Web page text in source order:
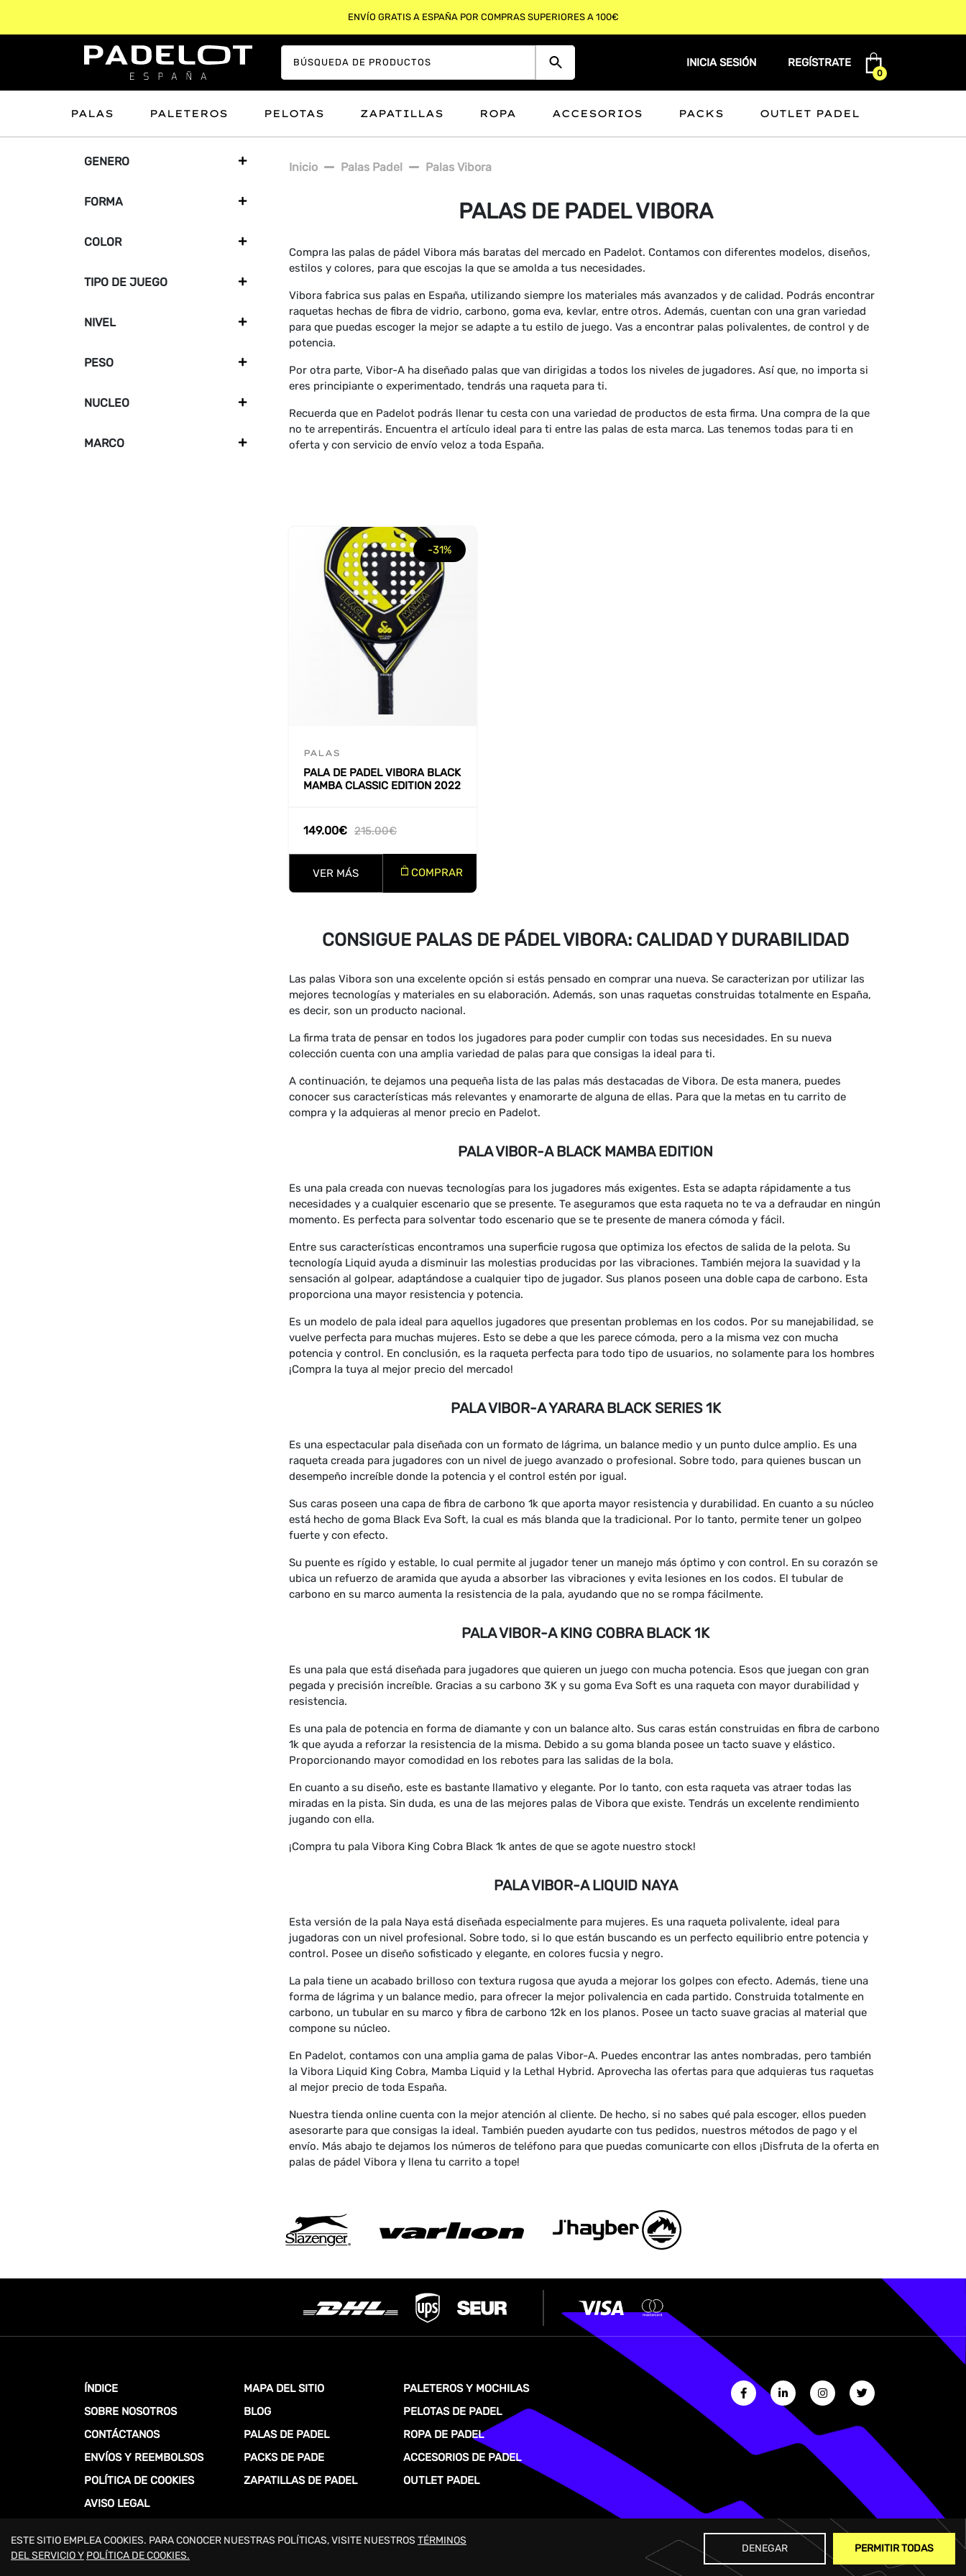
ESTE SITIO EMPLEA COOKIES. PARA CONOCER NUESTRAS POLÍTICAS, VISITE NUESTROS TÉRMINOS
DEL SERVICIO Y POLÍTICA DE COOKIES.
DENEGAR PERMITIR TODAS
INICIA SESIÓN REGÍSTRATE
0
PALAS PALETEROS PELOTAS ZAPATILLAS ROPA ACCESORIOS PACKS OUTLET PADEL
Inicio Palas Padel Palas Vibora
PALAS DE PADEL VIBORA
Compra las palas de pádel Vibora más baratas del mercado en Padelot. Contamos con diferentes modelos, diseños,
estilos y colores, para que escojas la que se amolda a tus necesidades.
Vibora fabrica sus palas en España, utilizando siempre los materiales más avanzados y de calidad. Podrás encontrar
raquetas hechas de fibra de vidrio, carbono, goma eva, kevlar, entre otros. Además, cuentan con una gran variedad
para que puedas escoger la mejor se adapte a tu estilo de juego. Vas a encontrar palas polivalentes, de control y de
potencia.
Por otra parte, Vibor-A ha diseñado palas que van dirigidas a todos los niveles de jugadores. Así que, no importa si
eres principiante o experimentado, tendrás una raqueta para ti.
Recuerda que en Padelot podrás llenar tu cesta con una variedad de productos de esta firma. Una compra de la que
no te arrepentirás. Encuentra el artículo ideal para ti entre las palas de esta marca. Las tenemos todas para ti en
oferta y con servicio de envío veloz a toda España.
GENERO
FORMA
COLOR
TIPO DE JUEGO
NIVEL
PESO
NUCLEO
MARCO
-31%
PALAS
PALA DE PADEL VIBORA BLACK
MAMBA CLASSIC EDITION 2022
215.00€
149.00€
VER MÁS COMPRAR
CONSIGUE PALAS DE PÁDEL VIBORA: CALIDAD Y DURABILIDAD
Las palas Vibora son una excelente opción si estás pensado en comprar una nueva. Se caracterizan por utilizar las
mejores tecnologías y materiales en su elaboración. Además, son unas raquetas construidas totalmente en España,
es decir, son un producto nacional.
La firma trata de pensar en todos los jugadores para poder cumplir con todas sus necesidades. En su nueva
colección cuenta con una amplia variedad de palas para que consigas la ideal para ti.
A continuación, te dejamos una pequeña lista de las palas más destacadas de Vibora. De esta manera, puedes
conocer sus características más relevantes y enamorarte de alguna de ellas. Para que la metas en tu carrito de
compra y la adquieras al menor precio en Padelot.
PALA VIBOR-A BLACK MAMBA EDITION
Es una pala creada con nuevas tecnologías para los jugadores más exigentes. Esta se adapta rápidamente a tus
necesidades y a cualquier escenario que se presente. Te aseguramos que esta raqueta no te va a defraudar en ningún
momento. Es perfecta para solventar todo escenario que se te presente de manera cómoda y fácil.
Entre sus características encontramos una superficie rugosa que optimiza los efectos de salida de la pelota. Su
tecnología Liquid ayuda a disminuir las molestias producidas por las vibraciones. También mejora la suavidad y la
sensación al golpear, adaptándose a cualquier tipo de jugador. Sus planos poseen una doble capa de carbono. Esta
proporciona una mayor resistencia y potencia.
Es un modelo de pala ideal para aquellos jugadores que presentan problemas en los codos. Por su manejabilidad, se
vuelve perfecta para muchas mujeres. Esto se debe a que les parece cómoda, pero a la misma vez con mucha
potencia y control. En conclusión, es la raqueta perfecta para todo tipo de usuarios, no solamente para los hombres
¡Compra la tuya al mejor precio del mercado!
PALA VIBOR-A YARARA BLACK SERIES 1K
Es una espectacular pala diseñada con un formato de lágrima, un balance medio y un punto dulce amplio. Es una
raqueta creada para jugadores con un nivel de juego avanzado o profesional. Sobre todo, para quienes buscan un
desempeño increíble donde la potencia y el control estén por igual.
Sus caras poseen una capa de fibra de carbono 1k que aporta mayor resistencia y durabilidad. En cuanto a su núcleo
está hecho de goma Black Eva Soft, la cual es más blanda que la tradicional. Por lo tanto, permite tener un golpeo
fuerte y con efecto.
Su puente es rígido y estable, lo cual permite al jugador tener un manejo más óptimo y con control. En su corazón se
ubica un refuerzo de aramida que ayuda a absorber las vibraciones y evita lesiones en los codos. El tubular de
carbono en su marco aumenta la resistencia de la pala, ayudando que no se rompa fácilmente.
PALA VIBOR-A KING COBRA BLACK 1K
Es una pala que está diseñada para jugadores que quieren un juego con mucha potencia. Esos que juegan con gran
pegada y precisión increíble. Gracias a su carbono 3K y su goma Eva Soft es una raqueta con mayor durabilidad y
resistencia.
Es una pala de potencia en forma de diamante y con un balance alto. Sus caras están construidas en fibra de carbono
1k que ayuda a reforzar la resistencia de la misma. Debido a su goma blanda posee un tacto suave y elástico.
Proporcionando mayor comodidad en los rebotes para las salidas de la bola.
En cuanto a su diseño, este es bastante llamativo y elegante. Por lo tanto, con esta raqueta vas atraer todas las
miradas en la pista. Sin duda, es una de las mejores palas de Vibora que existe. Tendrás un excelente rendimiento
jugando con ella.
¡Compra tu pala Vibora King Cobra Black 1k antes de que se agote nuestro stock!
PALA VIBOR-A LIQUID NAYA
Esta versión de la pala Naya está diseñada especialmente para mujeres. Es una raqueta polivalente, ideal para
jugadoras con un nivel profesional. Sobre todo, si lo que están buscando es un perfecto equilibrio entre potencia y
control. Posee un diseño sofisticado y elegante, en colores fucsia y negro.
La pala tiene un acabado brilloso con textura rugosa que ayuda a mejorar los golpes con efecto. Además, tiene una
forma de lágrima y un balance medio, para ofrecer la mejor polivalencia en cada partido. Construida totalmente en
carbono, un tubular en su marco y fibra de carbono 12k en los planos. Posee un tacto suave gracias al material que
compone su núcleo.
En Padelot, contamos con una amplia gama de palas Vibor-A. Puedes encontrar las antes nombradas, pero también
la Vibora Liquid King Cobra, Mamba Liquid y la Lethal Hybrid. Aprovecha las ofertas para que adquieras tus raquetas
al mejor precio de toda España.
Nuestra tienda online cuenta con la mejor atención al cliente. De hecho, si no sabes qué pala escoger, ellos pueden
asesorarte para que consigas la ideal. También pueden ayudarte con tus pedidos, nuestros métodos de pago y el
envío. Más abajo te dejamos los números de teléfono para que puedas comunicarte con ellos ¡Disfruta de la oferta en
palas de pádel Vibora y llena tu carrito a tope!
ÍNDICE
SOBRE NOSOTROS
CONTÁCTANOS
ENVÍOS Y REEMBOLSOS
POLÍTICA DE COOKIES
AVISO LEGAL
MAPA DEL SITIO
BLOG
PALAS DE PADEL
PACKS DE PADE
ZAPATILLAS DE PADEL
PALETEROS Y MOCHILAS
PELOTAS DE PADEL
ROPA DE PADEL
ACCESORIOS DE PADEL
OUTLET PADEL
COPYRIGHT 2026 PADELOT ESPAÑA.
ENVÍO GRATIS A ESPAÑA POR COMPRAS SUPERIORES A 100€